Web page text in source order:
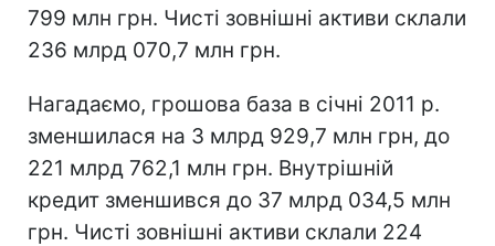
799 млн грн. Чисті зовнішні активи склали
236 млрд 070,7 млн грн.
Нагадаємо, грошова база в січні 2011 р.
зменшилася на 3 млрд 929,7 млн грн, до
221 млрд 762,1 млн грн. Внутрішній
кредит зменшився до 37 млрд 034,5 млн
грн. Чисті зовнішні активи склали 224